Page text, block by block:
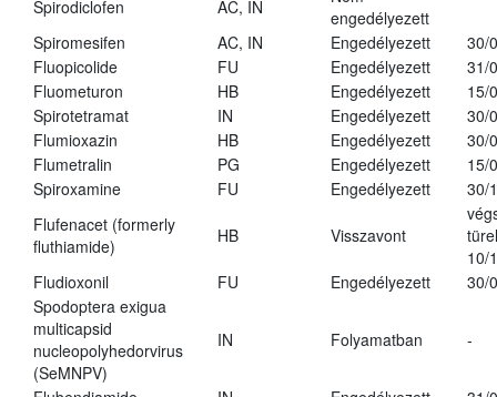
Spirodiclofen
AC, IN
engedélyezett
Spiromesifen
AC, IN Engedélyezett
30/
Fluopicolide
FU Engedélyezett
31/
Fluometuron
HB Engedélyezett
15/
Spirotetramat
IN Engedélyezett
30/
Flumioxazin
HB Engedélyezett
30/
Flumetralin
PG Engedélyezett
15/
Spiroxamine
FU Engedélyezett
30/
Flufenacet (formerly
fluthiamide)
HB Visszavont
10/
Fludioxonil
FU Engedélyezett
30/
Spodoptera exigua
multicapsid
nucleopolyhedorvirus
(SeMNPV)
IN Folyamatban -